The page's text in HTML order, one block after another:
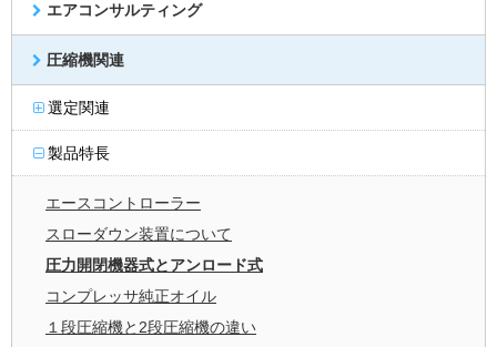
エアコンサルティング
圧縮機関連
選定関連
製品特長
エースコントローラー
スローダウン装置について
圧力開閉機器式とアンロード式
コンプレッサ純正オイル
１段圧縮機と2段圧縮機の違い